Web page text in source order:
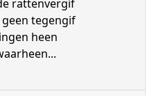
rattenvergif
geen tegengif
heen